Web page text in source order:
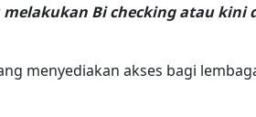
Bi checking atau kini
menyediakan akses bagi